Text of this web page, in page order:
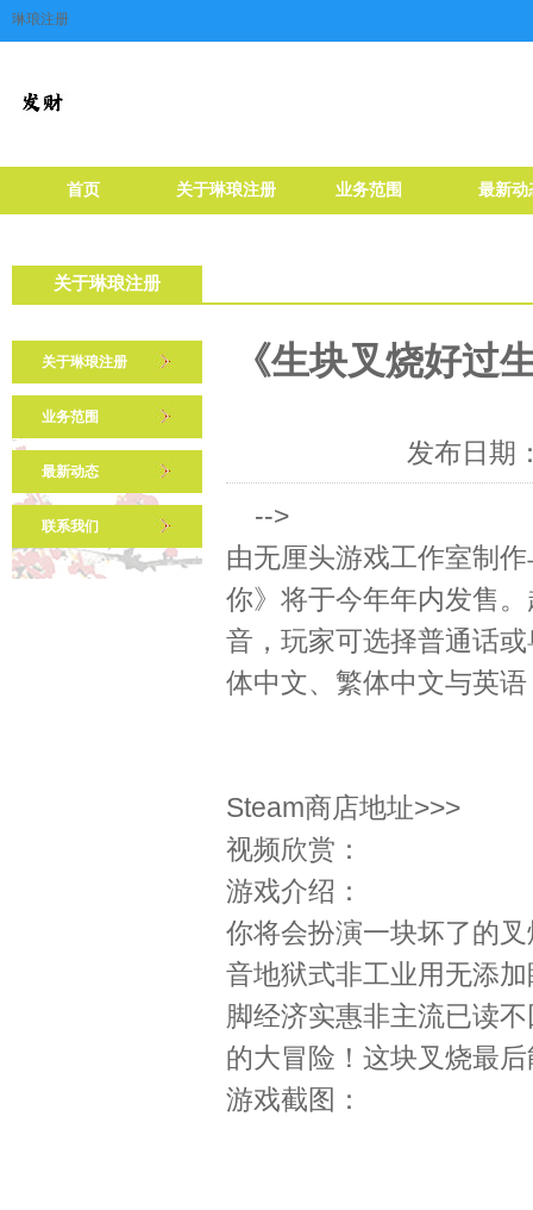
琳琅注册
首页 关于琳琅注册 业务范围 最新动
关于琳琅注册
关于琳琅注册
业务范围
最新动态
联系我们
《生块叉烧好过
发布日期
-->
由无厘头游戏工作室制
你》将于今年年内发售
音，玩家可选择普通话
体中文、繁体中文与英
Steam商店地址>>>
视频欣赏：
游戏介绍：
你将会扮演一块坏了的
音地狱式非工业用无添
脚经济实惠非主流已读
的大冒险！这块叉烧最
游戏截图：